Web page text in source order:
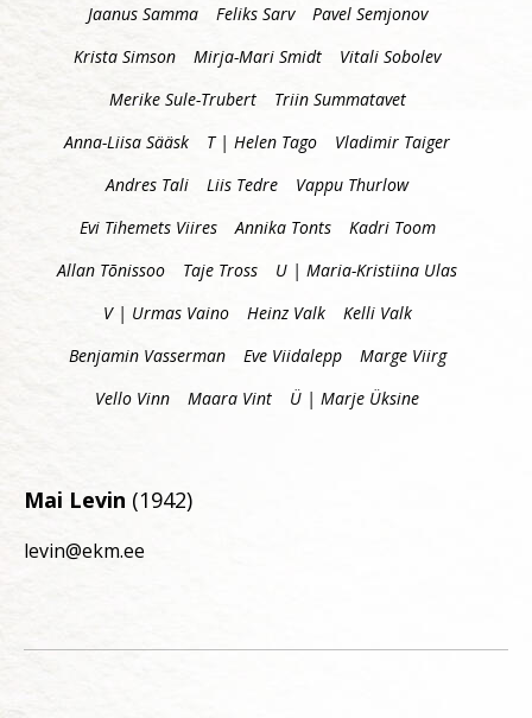
Jaanus Samma
Feliks Sarv
Pavel Semjonov
Krista Simson
Mirja-Mari Smidt
Vitali Sobolev
Merike Sule-Trubert
Triin Summatavet
Anna-Liisa Sääsk
T | Helen Tago
Vladimir Taiger
Andres Tali
Liis Tedre
Vappu Thurlow
Evi Tihemets Viires
Annika Tonts
Kadri Toom
Allan Tõnissoo
Taje Tross
U | Maria-Kristiina Ulas
V | Urmas Vaino
Heinz Valk
Kelli Valk
Benjamin Vasserman
Eve Viidalepp
Marge Viirg
Vello Vinn
Maara Vint Ü | Marje Üksine
Mai Levin (1942)
levin@ekm.ee